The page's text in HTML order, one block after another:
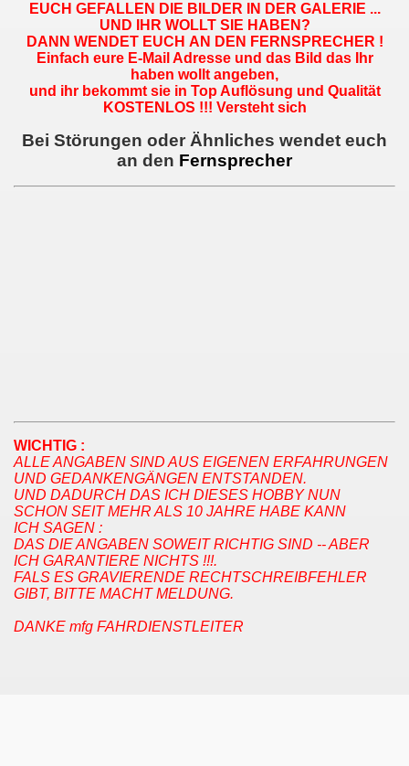
EUCH GEFALLEN DIE BILDER IN DER GALERIE ...
UND IHR WOLLT SIE HABEN?
DANN WENDET EUCH AN DEN FERNSPRECHER !
Einfach eure E-Mail Adresse und das Bild das Ihr
haben wollt angeben,
und ihr bekommt sie in Top Auflösung und Qualität
KOSTENLOS !!! Versteht sich
Bei Störungen oder Ähnliches wendet euch
an den Fernsprecher
WICHTIG :
ALLE ANGABEN SIND AUS EIGENEN ERFAHRUNGEN
UND GEDANKENGÄNGEN ENTSTANDEN.
UND DADURCH DAS ICH DIESES HOBBY NUN
SCHON SEIT MEHR ALS 10 JAHRE HABE KANN
ICH SAGEN :
DAS DIE ANGABEN SOWEIT RICHTIG SIND --ABER
ICH GARANTIERE NICHTS !!!.
FALS ES GRAVIERENDE RECHTSCHREIBFEHLER
GIBT, BITTE MACHT MELDUNG.
DANKE mfg FAHRDIENSTLEITER